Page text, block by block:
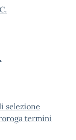
selezione
termini